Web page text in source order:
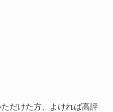
だけた方、よければ高評